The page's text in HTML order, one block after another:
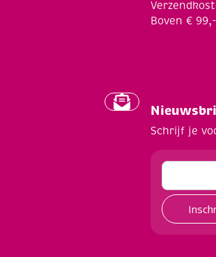
Boven €
Schrijf je